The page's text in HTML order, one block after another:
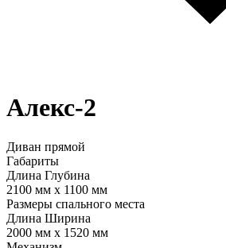
Алекс-2
Диван прямой
Габариты
Длина Глубина
2100 мм x 1100 мм
Размеры спального места
Длина Ширина
2000 мм x 1520 мм